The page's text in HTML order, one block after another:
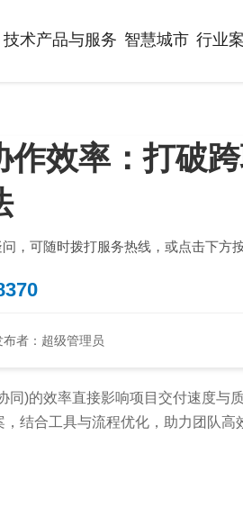
技术产品与服务 智慧城市 行业
作效率：打破
，可随时拨打服务热线，或点击下方
布者：超级管理员
)的效率直接影响项目交付速度与
结合工具与流程优化，助力团队高